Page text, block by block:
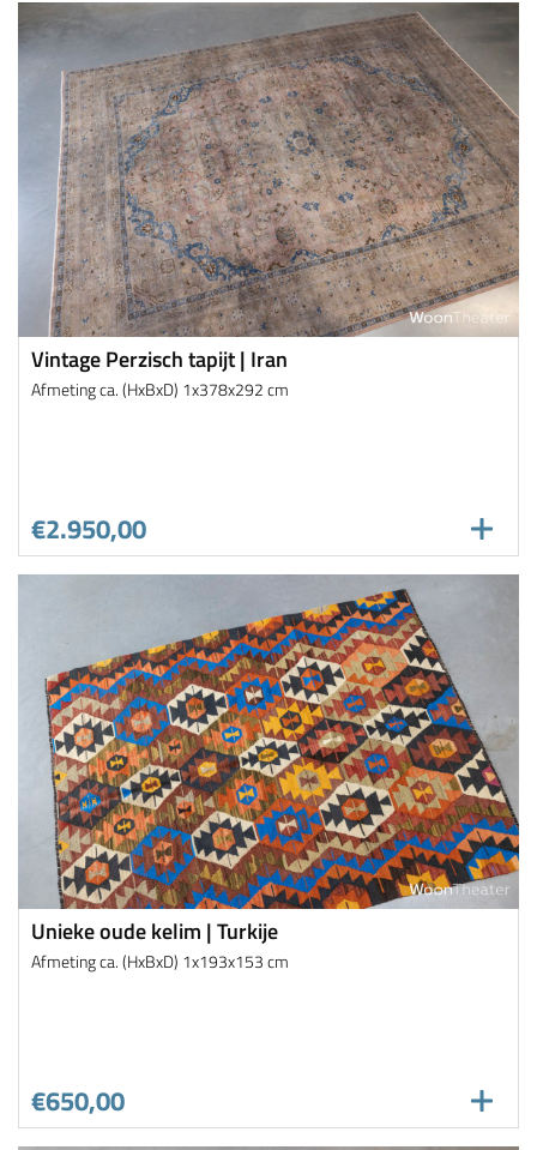
Vintage Perzisch tapijt | Iran
Afmeting ca. (HxBxD) 1x378x292 cm
€2.950,00
Unieke oude kelim | Turkije
Afmeting ca. (HxBxD) 1x193x153 cm
€650,00